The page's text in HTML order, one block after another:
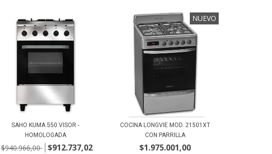
SAHO KUMA 550 VISOR -
HOMOLOGADA
$940.966,00 $912.737,02
NUEVO
COCINA LONGVIE MOD. 21501XT
CON PARRILLA
$1.975.001,00